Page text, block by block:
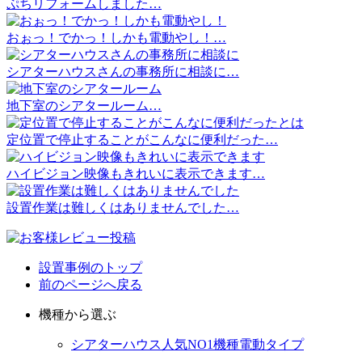
ぷちリフォームしました…
おぉっ！でかっ！しかも電動やし！…
シアターハウスさんの事務所に相談に…
地下室のシアタールーム…
定位置で停止することがこんなに便利だった…
ハイビジョン映像もきれいに表示できます…
設置作業は難しくはありませんでした…
設置事例のトップ
前のページへ戻る
機種から選ぶ
シアターハウス人気NO1機種電動タイプ